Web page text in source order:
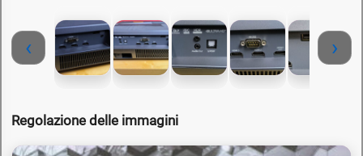
‹ ›
Regolazione delle immagini